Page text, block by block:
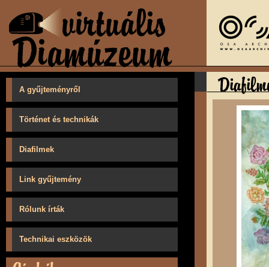
A gyűjteményről
Történet és technikák
Diafilmek
Link gyűjtemény
Rólunk írták
Technikai eszközök